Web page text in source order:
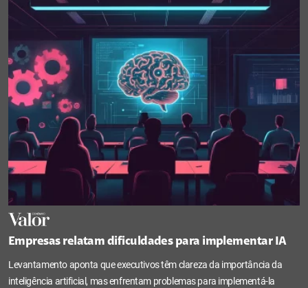
Empresas relatam dificuldades para implementar IA
Levantamento aponta que executivos têm clareza da importância da
inteligência artificial, mas enfrentam problemas para implementá-la